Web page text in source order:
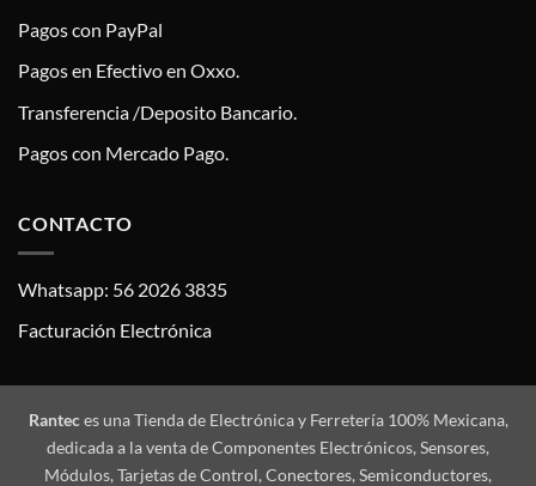
Pagos con PayPal
Pagos en Efectivo en Oxxo.
Transferencia /Deposito Bancario.
Pagos con Mercado Pago.
CONTACTO
Whatsapp: 56 2026 3835
Facturación Electrónica
Ranteces una Tienda de Electrónica y Ferretería 100% Mexicana,
dedicada a la venta de Componentes Electrónicos, Sensores,
Módulos, Tarjetas de Control, Conectores, Semiconductores,